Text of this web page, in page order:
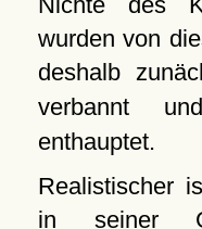
wurden von
deshalb
verbannt
enthauptet.
Realistischer
in seiner